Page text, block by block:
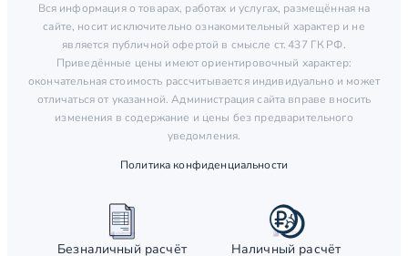
Вся информация о товарах, работах и услугах, размещённая на
сайте, носит исключительно ознакомительный характер и не
является публичной офертой в смысле ст. 437 ГК РФ.
Приведённые цены имеют ориентировочный характер:
окончательная стоимость рассчитывается индивидуально и может
отличаться от указанной. Администрация сайта вправе вносить
изменения в содержание и цены без предварительного
уведомления.
Политика конфиденциальности
Безналичный расчёт Наличный расчёт